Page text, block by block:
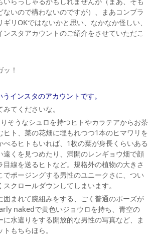
ないので構わないのですが）、まあコンプラ
リOKではないかと思い、なかなか怪しい、
ンスタアカウントのご紹介をさせていただこ
！
インスタのアカウントです。
てくださいな。
そうなシュロを持つヒトやカラテアからお茶
ヒト、菜の花畑に埋もれつつ1本のヒマワリを
べるヒトもいれば、1枚の葉が身長くらいある
遠くを見つめたり、満開のレンギョウ畑で顔
線を送るヒトなど。規格外の植物の大きさ
でポージングする男性のユニークさに、つい
クロールダウンしてしまいます。
囲まれて腕組みをする、ごく普通のポーズが
nakedで黄色いジョウロを持ち、青空の
水遣りをする開放的な男性の写真など、ま
もちらほら。